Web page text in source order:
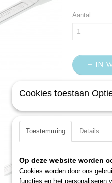
Aantal
IN
Productcode
Voor
Cookies toestaan
Toestemming Details
Op deze website worden
Cookies worden door ons
functies en het personaliseren